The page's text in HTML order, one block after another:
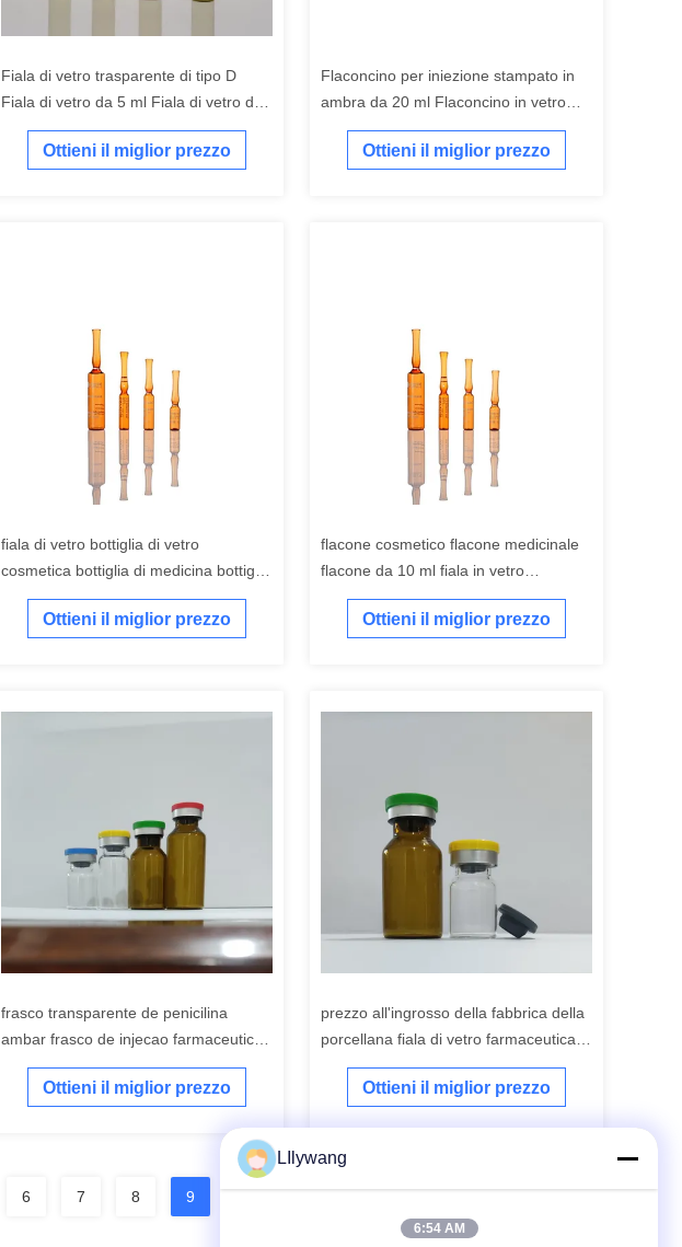
Fiala di vetro trasparente di tipo D
Fiala di vetro da 5 ml Fiala di vetro da
10 ml
Ottieni il miglior prezzo
Flaconcino per iniezione stampato in
ambra da 20 ml Flaconcino in vetro
ambrato
Ottieni il miglior prezzo
fiala di vetro bottiglia di vetro
cosmetica bottiglia di medicina bottiglia
di vetro di olio essenziale
Ottieni il miglior prezzo
flacone cosmetico flacone medicinale
flacone da 10 ml fiala in vetro
borosilicato trasparente
Ottieni il miglior prezzo
frasco transparente de penicilina
ambar frasco de injecao farmaceutica
usar frasco de vidro com borracha
Ottieni il miglior prezzo
prezzo all'ingrosso della fabbrica della
porcellana fiala di vetro farmaceutica
dell'iniezione di vetro fiala tubolare di
vetro borosilicato
Ottieni il miglior prezzo
6 7 8 9
LIlywang
6:54 AM